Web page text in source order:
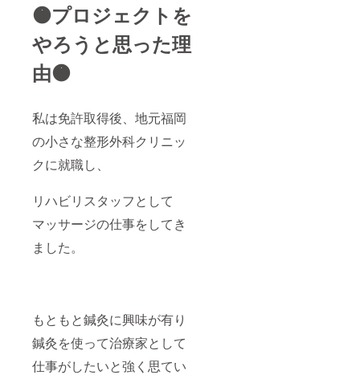
🟠プロジェクトを
やろうと思った理
由🟠
私は免許取得後、地元福岡
の小さな整形外科クリニッ
クに就職し、
リハビリスタッフとして
マッサージの仕事をしてき
ました。
もともと鍼灸に興味が有り
鍼灸を使って治療家として
仕事がしたいと強く思てい